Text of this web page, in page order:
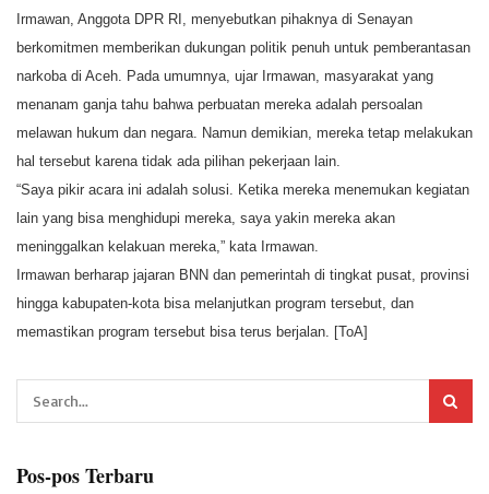
Irmawan, Anggota DPR RI, menyebutkan pihaknya di Senayan
berkomitmen memberikan dukungan politik penuh untuk pemberantasan
narkoba di Aceh. Pada umumnya, ujar Irmawan, masyarakat yang
menanam ganja tahu bahwa perbuatan mereka adalah persoalan
melawan hukum dan negara. Namun demikian, mereka tetap melakukan
hal tersebut karena tidak ada pilihan pekerjaan lain.
“Saya pikir acara ini adalah solusi. Ketika mereka menemukan kegiatan
lain yang bisa menghidupi mereka, saya yakin mereka akan
meninggalkan kelakuan mereka,” kata Irmawan.
Irmawan berharap jajaran BNN dan pemerintah di tingkat pusat, provinsi
hingga kabupaten-kota bisa melanjutkan program tersebut, dan
memastikan program tersebut bisa terus berjalan. [ToA]
Pos-pos Terbaru